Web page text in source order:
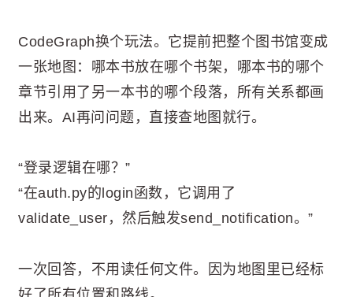
CodeGraph换个玩法。它提前把整个图书馆变成
一张地图：哪本书放在哪个书架，哪本书的哪个
章节引用了另一本书的哪个段落，所有关系都画
出来。AI再问问题，直接查地图就行。
“登录逻辑在哪？”
“在auth.py的login函数，它调用了
validate_user，然后触发send_notification。”
一次回答，不用读任何文件。因为地图里已经标